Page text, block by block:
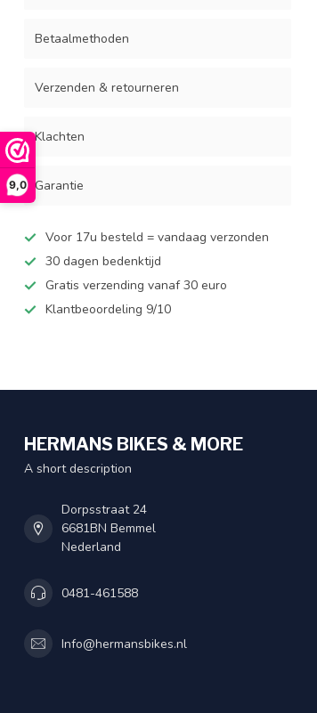
9,0
Betaalmethoden
Verzenden & retourneren
Klachten
Garantie
Voor 17u besteld = vandaag verzonden
30 dagen bedenktijd
Gratis verzending vanaf 30 euro
Klantbeoordeling 9/10
HERMANS BIKES & MORE
A short description
Dorpsstraat 24
6681BN Bemmel
Nederland
0481-461588
Info@hermansbikes.nl